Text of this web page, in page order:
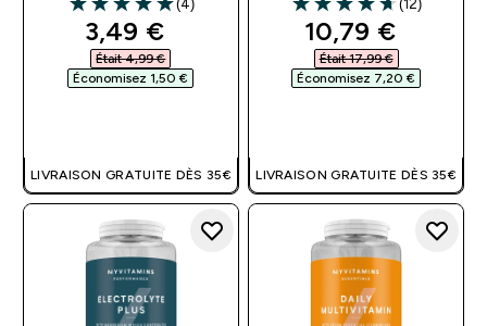
5 out of 5 stars
(4)
discounted price
3,49 €‎
Était 4,99 €‎
Économisez 1,50 €‎
LIVRAISON GRATUITE DÈS 35€
4.67 out of 5 stars
(12)
discounted
10,79 €‎
Était 17,99 €‎
Économisez 7,20 €‎
LIVRAISON GRATUITE DÈS 35€